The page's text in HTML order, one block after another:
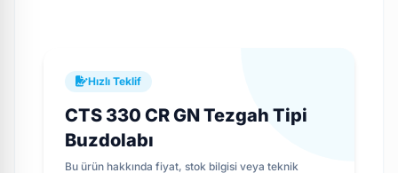
Hızlı Teklif
CTS 330 CR GN Tezgah Tipi
Buzdolabı
Bu ürün hakkında fiyat, stok bilgisi veya teknik